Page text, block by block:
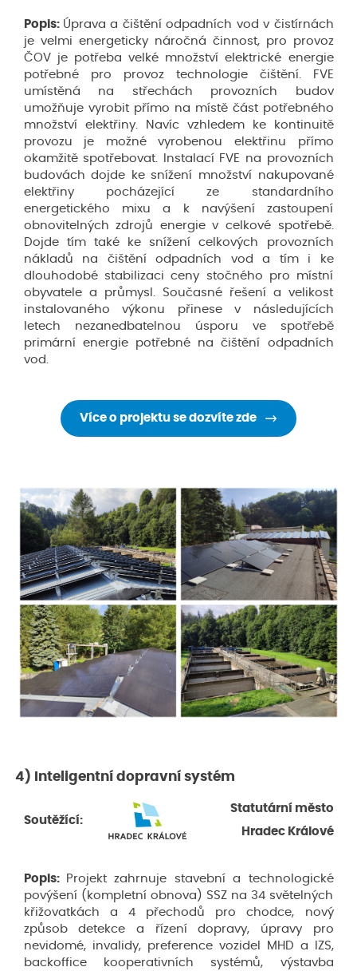
Popis: Úprava a čištění odpadních vod v čistírnách
je velmi energeticky náročná činnost, pro provoz
ČOV je potřeba velké množství elektrické energie
potřebné pro provoz technologie čištění. FVE
umístěná na střechách provozních budov
umožňuje vyrobit přímo na místě část potřebného
množství elektřiny. Navíc vzhledem ke kontinuitě
provozu je možné vyrobenou elektřinu přímo
okamžitě spotřebovat. Instalací FVE na provozních
budovách dojde ke snížení množství nakupované
elektřiny pocházející ze standardního
energetického mixu a k navýšení zastoupení
obnovitelných zdrojů energie v celkové spotřebě.
Dojde tím také ke snížení celkových provozních
nákladů na čištění odpadních vod a tím i ke
dlouhodobé stabilizaci ceny stočného pro místní
obyvatele a průmysl. Současné řešení a velikost
instalovaného výkonu přinese v následujících
letech nezanedbatelnou úsporu ve spotřebě
primární energie potřebné na čištění odpadních
vod.
Více o projektu se dozvíte zde
4) Inteligentní dopravní systém
Soutěžící:
Statutární město
Hradec Králové
Popis:
Projekt zahrnuje stavební a technologické
povýšení (kompletní obnova) SSZ na 34 světelných
křižovatkách a 4 přechodů pro chodce, nový
způsob detekce a řízení dopravy, úpravy pro
nevidomé, invalidy, preference vozidel MHD a IZS,
backoffice kooperativních systémů, výstavba